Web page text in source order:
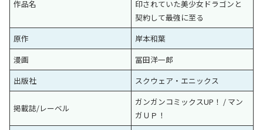
作品名
印されていた美少女ドラゴンと
契約して最強に至る
原作
岸本和葉
漫画
冨田洋一郎
出版社
スクウェア・エニックス
掲載誌/レーベル
ガンガンコミックスUP！ / マン
ガＵＰ！